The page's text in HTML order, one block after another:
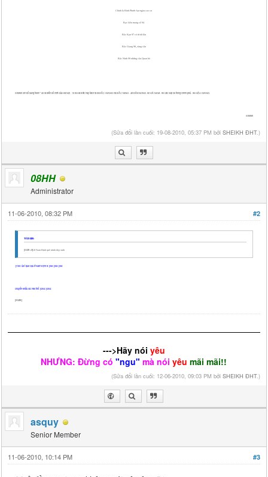
Chính là Bình Phước bạt ngàn cao su
Bạc Liêu mang số 94
Bắc Kạn 97 có từ rất lâu
Bắc Giang 98_vùng sâu
Bắc Ninh 99 những câu Quan hò
Sheikh xin bổ sung thêm " 40 là biển số mới của Hà Nội . 13 là Hà Bắc nay tách ra là BẮC GIANG và BẮC NINH . 48 ĐĂKNONG. 90 HÀ NAM . 80 các loại xe trong chính phủ . 95 HẬU GIANG.
Sheikh
(Sửa đổi lần cuối: 19-08-2010, 05:37 PM bởi SHEIKH ĐHT.)
08HH
Administrator
#2
11-06-2010, 08:32 PM
Trích dẫn:
[SIZE=3]18 Nam Định quê mình đẹp xinh
:y150: ủa t quê cậu ở Nam Định à :y66::y66::y66:
chuyển khẩu lúc nào thế :y204::y204:
[/SIZE]
--->Hãy nói yêu
NHƯNG: Đừng có "ngu" mà nói yêu mãi mãi!!
(Sửa đổi lần cuối: 12-06-2010, 09:03 PM bởi SHEIKH ĐHT.)
asquy
Senior Member
#3
11-06-2010, 10:14 PM